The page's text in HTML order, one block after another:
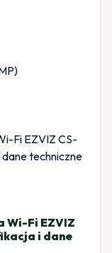
Wi-Fi EZVIZ
i dane